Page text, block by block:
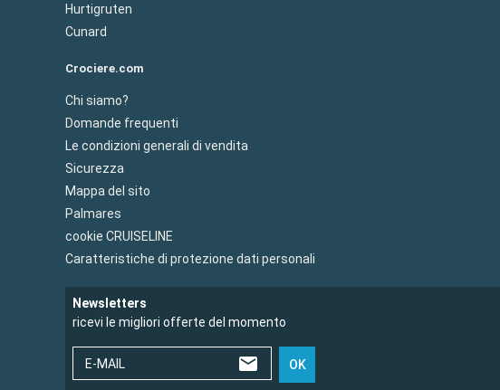
Hurtigruten
Cunard
Crociere.com
Chi siamo?
Domande frequenti
Le condizioni generali di vendita
Sicurezza
Mappa del sito
Palmares
cookie CRUISELINE
Caratteristiche di protezione dati personali
Newsletters
ricevi le migliori offerte del momento
E-MAIL OK